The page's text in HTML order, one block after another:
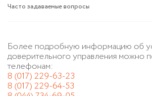
Часто задаваемые вопросы
Более подробную информацию об
доверительного управления можно
телефонам:
8 (017) 229-63-23
8 (017) 229-64-53